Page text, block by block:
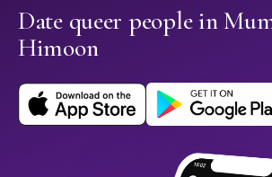
Date queer people in
Himoon